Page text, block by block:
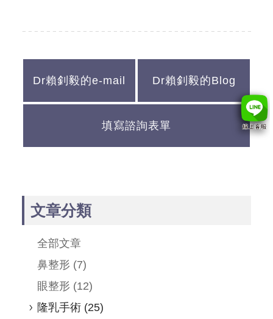
Dr賴釗毅的e-mail Dr賴釗毅的Blog
填寫諮詢表單
文章分類
全部文章
鼻整形 (7)
眼整形 (12)
隆乳手術 (25)